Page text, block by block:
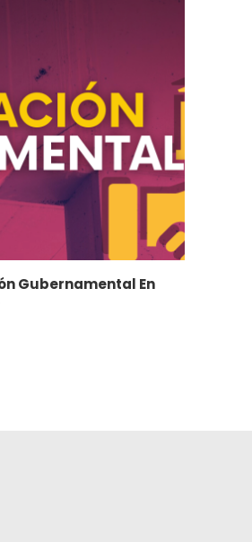
Gubernamental En